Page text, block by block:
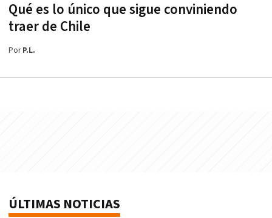
Qué es lo único que sigue conviniendo
traer de Chile
PorP.L.
ÚLTIMAS NOTICIAS